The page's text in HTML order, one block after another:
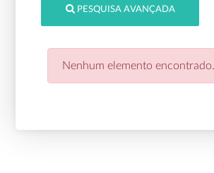
PESQUISA AVANÇADA
Nenhum elemento encontrado.